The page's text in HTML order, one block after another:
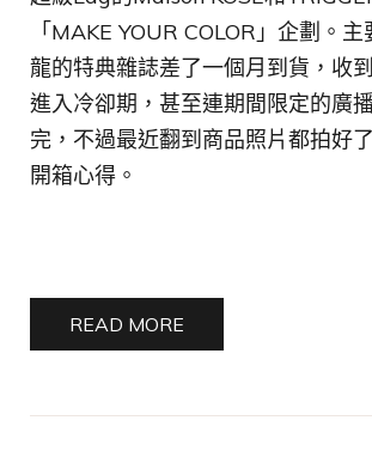
「MAKE YOUR COLOR」企劃。
龍的特典雜誌差了一個月到貨，收
進入冷卻期，甚至連期間限定的廣
完，不過最近翻到商品照片都拍好
開箱心得。
READ MORE